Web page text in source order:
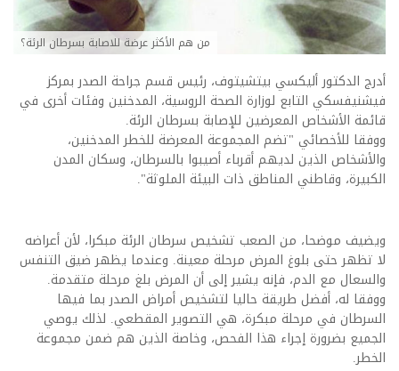
من هم الأكثر عرضة للاصابة بسرطان الرئة؟
أدرج الدكتور أليكسي بيتشيتوف، رئيس قسم جراحة الصدر بمركز
فيشنيفسكي التابع لوزارة الصحة الروسية، المدخنين وفئات أخرى في
قائمة الأشخاص المعرضين للإصابة بسرطان الرئة.
ووفقا للأخصائي "تضم المجموعة المعرضة للخطر المدخنين،
والأشخاص الذين لديهم أقرباء أصيبوا بالسرطان، وسكان المدن
الكبيرة، وقاطني المناطق ذات البيئة الملوثة".
ويضيف موضحا، من الصعب تشخيص سرطان الرئة مبكرا، لأن أعراضه
لا تظهر حتى بلوغ المرض مرحلة معينة. وعندما يظهر ضيق التنفس
والسعال مع الدم، فإنه يشير إلى أن المرض بلغ مرحلة متقدمة.
ووفقا له، أفضل طريقة حاليا لتشخيص أمراض الصدر بما فيها
السرطان في مرحلة مبكرة، هي التصوير المقطعي. لذلك يوصي
الجميع بضرورة إجراء هذا الفحص، وخاصة الذين هم ضمن مجموعة
الخطر.